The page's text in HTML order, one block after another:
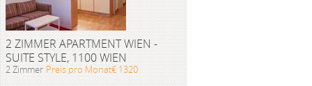
2 ZIMMER APARTMENT WIEN -
SUITE STYLE, 1100 WIEN
2 Zimmer Preis pro Monat€ 1320